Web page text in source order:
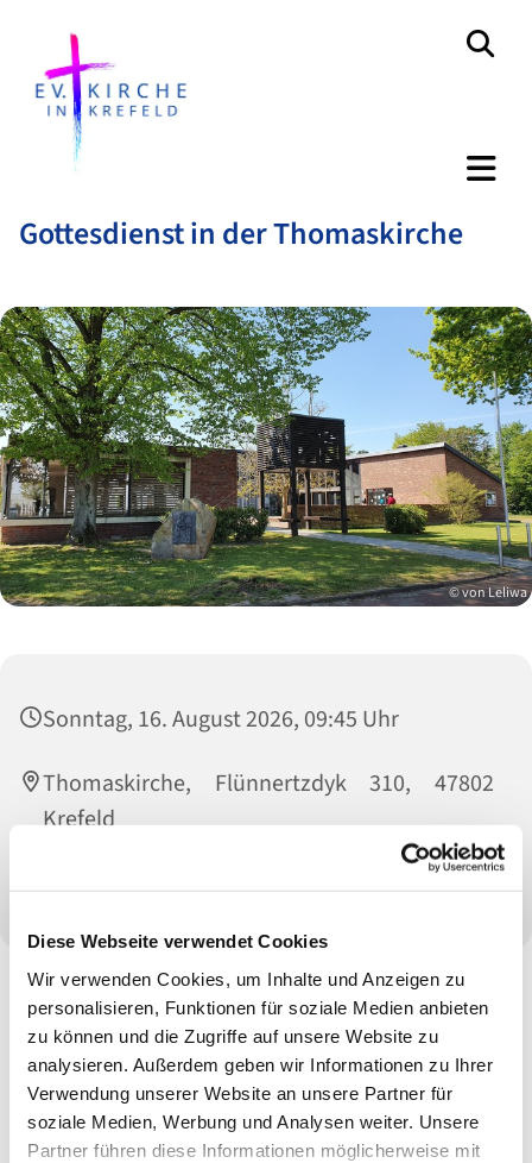
Diese Webseite verwendet Cookies
Wir verwenden Cookies, um Inhalte und Anzeigen zu
personalisieren, Funktionen für soziale Medien anbieten
zu können und die Zugriffe auf unsere Website zu
analysieren. Außerdem geben wir Informationen zu Ihrer
Verwendung unserer Website an unsere Partner für
soziale Medien, Werbung und Analysen weiter. Unsere
Partner führen diese Informationen möglicherweise mit
Gottesdienst in der Thomaskirche
© von Leliwa
Sonntag, 16. August 2026, 09:45 Uhr
Thomaskirche, Flünnertzdyk 310, 47802
Krefeld
Pfarrer i. R. Ollesch